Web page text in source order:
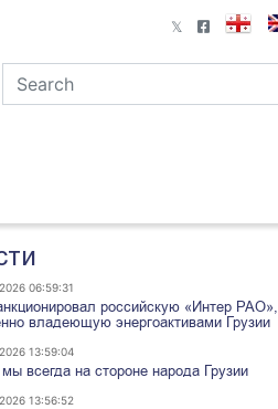
06:59:31
российскую «Интер РАО»,
владеющую энергоактивами Грузии
13:59:04
всегда на стороне народа Грузии
13:56:52